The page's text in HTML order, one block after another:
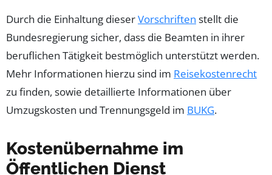
Durch die Einhaltung dieserVorschriften stellt die
Bundesregierung sicher, dass die Beamten in ihrer
beruflichen Tätigkeit bestmöglich unterstützt werden.
Mehr Informationen hierzu sind im Reisekostenrecht
zu finden, sowie detaillierte Informationen über
Umzugskosten und Trennungsgeld im BUKG.
Kostenübernahme im
Öffentlichen Dienst